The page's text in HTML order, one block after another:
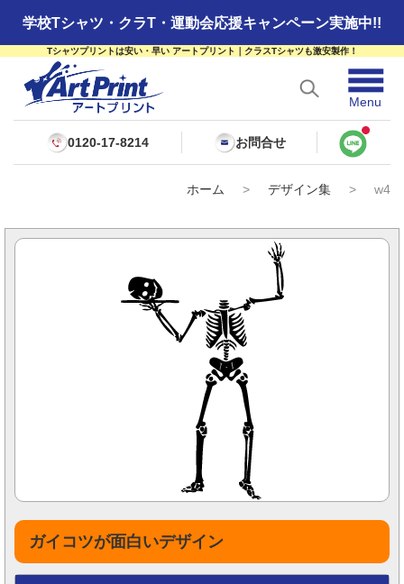
学校Tシャツ・クラT・運動会応援キャンペーン実施中!!
Tシャツプリントは安い・早い アートプリント｜クラスTシャツも激安製作！
☰
Menu
0120-17-8214 お問合せ
ホーム > デザイン集 > w4
ガイコツが面白いデザイン